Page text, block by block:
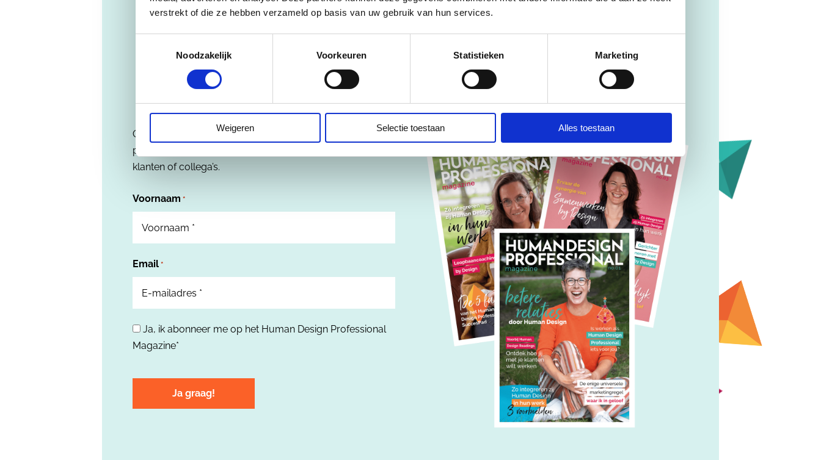
verstrekt of die ze hebben verzameld op basis van uw gebruik van hun services.
Noodzakelijk
Voorkeuren Statistieken Marketing
Weigeren Selectie toestaan Alles toestaan
Abonneer je op het gratis Human Design
Professional Magazine!
Ontdek de vele manieren waarop je Human Design
professioneel kunt integreren in je praktijk. Voor jouw
klanten of collega’s.
Voornaam *
Email *
Ja, ik abonneer me op het Human Design Professional
Magazine*